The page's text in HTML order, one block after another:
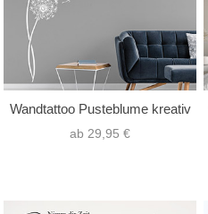
Wandtattoo Pusteblume kreativ
ab 29,95 €